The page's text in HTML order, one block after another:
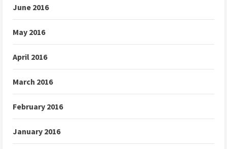
June 2016
May 2016
April 2016
March 2016
February 2016
January 2016